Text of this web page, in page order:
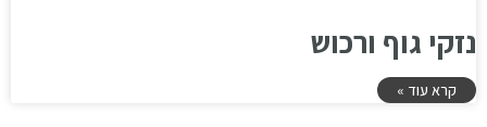
נזקי גוף ורכוש
קרא עוד »